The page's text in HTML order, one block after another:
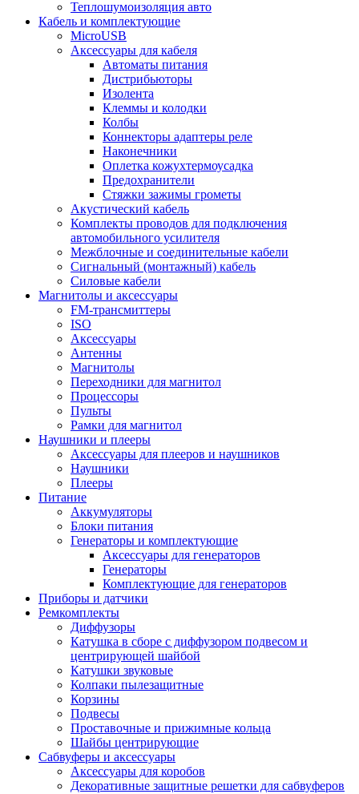
Теплошумоизоляция авто
Кабель и комплектующие
MicroUSB
Аксессуары для кабеля
Автоматы питания
Дистрибьюторы
Изолента
Клеммы и колодки
Колбы
Коннекторы адаптеры реле
Наконечники
Оплетка кожухтермоусадка
Предохранители
Стяжки зажимы грометы
Акустический кабель
Комплекты проводов для подключения
автомобильного усилителя
Межблочные и соединительные кабели
Сигнальный (монтажный) кабель
Силовые кабели
Магнитолы и аксессуары
FM-трансмиттеры
ISO
Аксессуары
Антенны
Магнитолы
Переходники для магнитол
Процессоры
Пульты
Рамки для магнитол
Наушники и плееры
Аксессуары для плееров и наушников
Наушники
Плееры
Питание
Аккумуляторы
Блоки питания
Генераторы и комплектующие
Аксессуары для генераторов
Генераторы
Комплектующие для генераторов
Приборы и датчики
Ремкомплекты
Диффузоры
Катушка в сборе с диффузором подвесом и
центрирующей шайбой
Катушки звуковые
Колпаки пылезащитные
Корзины
Подвесы
Проставочные и прижимные кольца
Шайбы центрирующие
Сабвуферы и аксессуары
Аксессуары для коробов
Декоративные защитные решетки для сабвуферов